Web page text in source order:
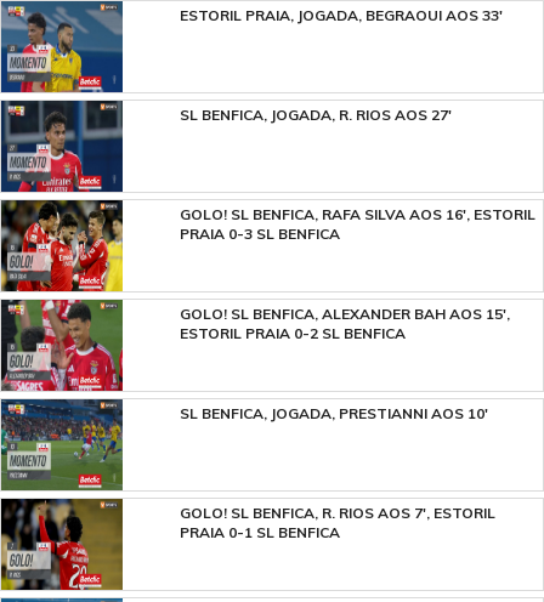
ESTORIL PRAIA, JOGADA, BEGRAOUI AOS 33'
SL BENFICA, JOGADA, R. RIOS AOS 27'
GOLO! SL BENFICA, RAFA SILVA AOS 16', ESTORIL
PRAIA 0-3 SL BENFICA
GOLO! SL BENFICA, ALEXANDER BAH AOS 15',
ESTORIL PRAIA 0-2 SL BENFICA
SL BENFICA, JOGADA, PRESTIANNI AOS 10'
GOLO! SL BENFICA, R. RIOS AOS 7', ESTORIL
PRAIA 0-1 SL BENFICA